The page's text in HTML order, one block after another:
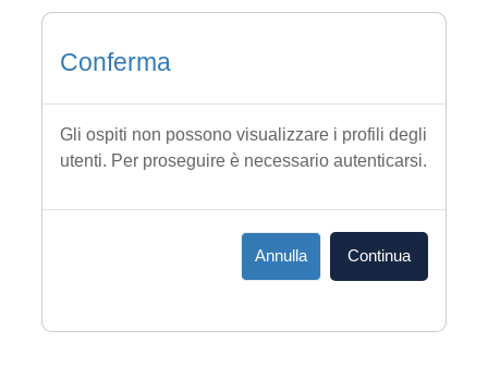
Conferma
Gli ospiti non possono visualizzare i profili degli
utenti. Per proseguire è necessario autenticarsi.
Annulla Continua